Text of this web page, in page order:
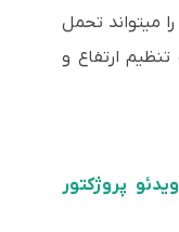
وزن 4 کیلوگرم را میتواند تحمل
ارتفاع و
پروژکتور